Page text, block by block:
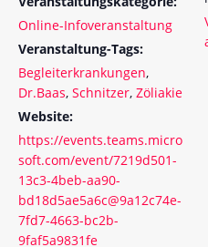
Online-Infoveranstaltung
Veranstaltung-Tags:
Begleiterkrankungen,
Dr.Baas, Schnitzer, Zöliakie
Website:
https://events.teams.micro
soft.com/event/7219d501-
13c3-4beb-aa90-
bd18d5ae5a6c@9a12c74e-
7fd7-4663-bc2b-
9faf5a9831fe